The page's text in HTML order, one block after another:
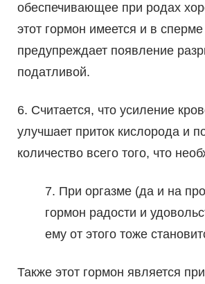
обеспечивающее при родах
этот гормон имеется и в
предупреждает появление
податливой.
6. Считается, что усиление
улучшает приток кислорода и
количество всего того, что
7. При оргазме (да и на
гормон радости и
ему от этого тоже
Также этот гормон является